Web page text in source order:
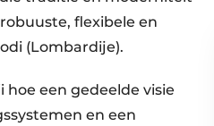
flexibele en
(Lombardije).
een gedeelde visie
en een